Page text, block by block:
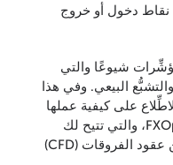
نقاط دخول أو خروج
شيوعًا والتي
البيعي. وفي هذا
على كيفية عملها
المجانية من FXOpen، والتي تتيح لك
إمكانية الوصول إلى مجموعة واسعة من عقود الفروقات (CFD)